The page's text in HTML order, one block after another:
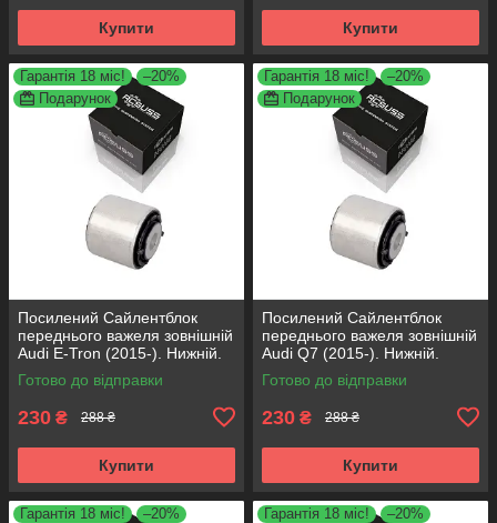
Купити Купити
Гарантія 18 міс!
–20%
Подарунок
Посилений Сайлентблок
переднього важеля зовнішній
Audi E-Tron (2015-). Нижній.
КОРЕЯ Acsuss! FE175192 ,
VKDS331087
Готово до відправки
230 ₴ 288 ₴
Купити
Гарантія 18 міс!
–20%
Подарунок
Посилений Сайлентблок
переднього важеля зовнішній
Audi Q7 (2015-). Нижній.
КОРЕЯ Acsuss! FE175192 ,
VKDS331087
Готово до відправки
230 ₴ 288 ₴
Купити
Гарантія 18 міс!
–20%
Гарантія 18 міс!
–20%